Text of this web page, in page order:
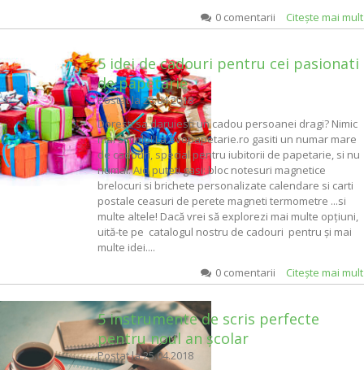
0 comentarii
Citeşte mai
5 idei de cadouri pentru cei pasionati
de papetarie
Postat la25.04.2018
Doresti sa daruiesti un cadou persoanei dragi? Nimic
mai simplu! La evopapetarie.ro gasiti un numar mare
de cadouri, special pentru iubitorii de papetarie, si nu
numai. Aici puteti gasi: bloc notesuri magnetice
brelocuri si brichete personalizate calendare si carti
postale ceasuri de perete magneti termometre ...si
multe altele! Dacă vrei să explorezi mai multe opțiuni,
uită-te pe catalogul nostru de cadouri pentru și mai
multe idei....
0 comentarii
Citeşte mai
5 instrumente de scris perfecte
pentru noul an școlar
Postat la25.04.2018